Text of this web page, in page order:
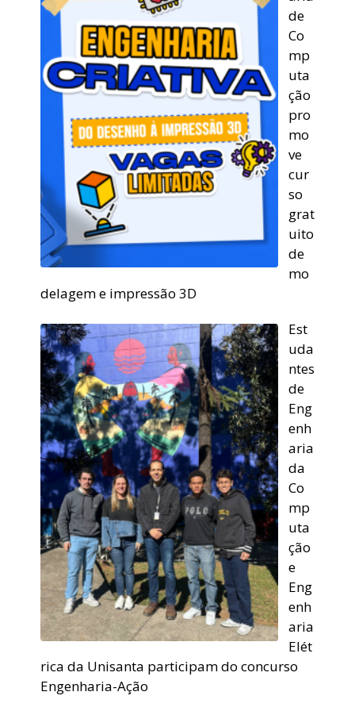
de
Co
mp
uta
ção
pro
mo
ve
cur
so
grat
uito
de
mo
delagem e impressão 3D
Est
uda
ntes
de
Eng
enh
aria
da
Co
mp
uta
ção
e
Eng
enh
aria
Elét
rica da Unisanta participam do concurso
Engenharia-Ação